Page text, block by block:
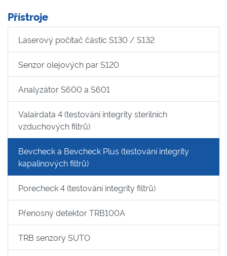
Přístroje
Laserový počítač částic S130 / S132
Senzor olejových par S120
Analyzátor S600 a S601
Valairdata 4 (testování integrity sterilních
vzduchových filtrů)
Bevcheck a Bevcheck Plus (testování integrity
kapalinových filtrů)
Porecheck 4 (testování integrity filtrů)
Přenosný detektor TRB100A
TRB senzory SUTO